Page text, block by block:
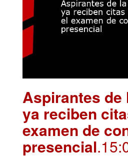
Aspirantes de
ya reciben
examen de
presencial